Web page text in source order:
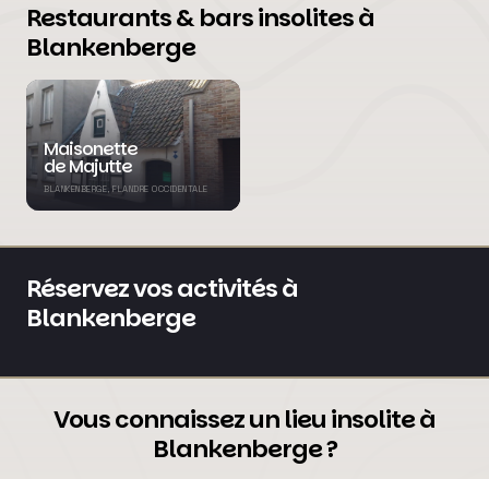
Restaurants & bars insolites à
Blankenberge
Maisonette
de Majutte
BLANKENBERGE, FLANDRE OCCIDENTALE
Réservez vos activités à
Blankenberge
Vous connaissez un lieu insolite à
Blankenberge ?